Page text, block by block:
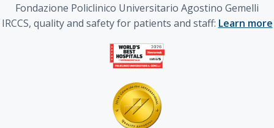
Fondazione Policlinico Universitario Agostino Gemelli
IRCCS, quality and safety for patients and staff: Learn more